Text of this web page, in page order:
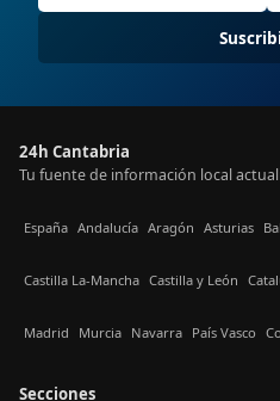
24h Cantabria
Tu fuente de información local
España Andalucía Aragón Asturias
Castilla La-Mancha Castilla y León
Madrid Murcia Navarra País Vasco
Secciones